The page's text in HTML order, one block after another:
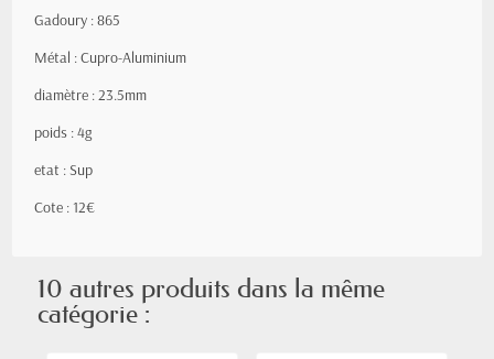
Gadoury : 865
Métal : Cupro-Aluminium
diamètre : 23.5mm
poids : 4g
etat : Sup
Cote : 12€
10 autres produits dans la même
catégorie :